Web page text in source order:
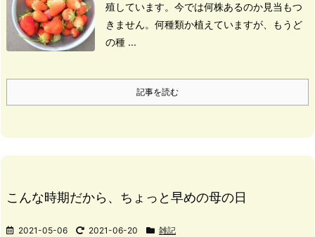
殖しています。 今では何株あるのか見当もつ
きません。 何種類か植えていますが、もうど
の種 ...
記事を読む
こんな時期だから、ちょっと早めの母の日
2021-05-06 2021-06-20 雑記